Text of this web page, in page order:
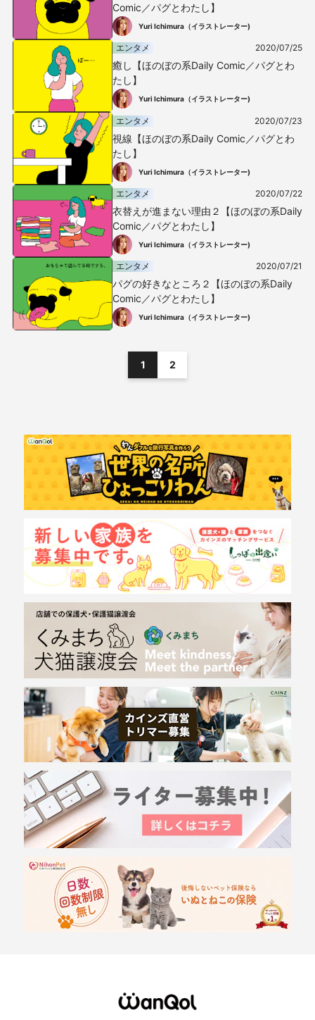
Comic／パグとわたし】
Yuri Ichimura（イラストレーター)
エンタメ 2020/07/25
癒し【ほのぼの系Daily Comic／パグとわ
たし】
Yuri Ichimura（イラストレーター)
エンタメ 2020/07/23
視線【ほのぼの系Daily Comic／パグとわ
たし】
Yuri Ichimura（イラストレーター)
エンタメ 2020/07/22
衣替えが進まない理由２【ほのぼの系Daily
Comic／パグとわたし】
Yuri Ichimura（イラストレーター)
エンタメ 2020/07/21
パグの好きなところ２【ほのぼの系Daily
Comic／パグとわたし】
Yuri Ichimura（イラストレーター)
1 2